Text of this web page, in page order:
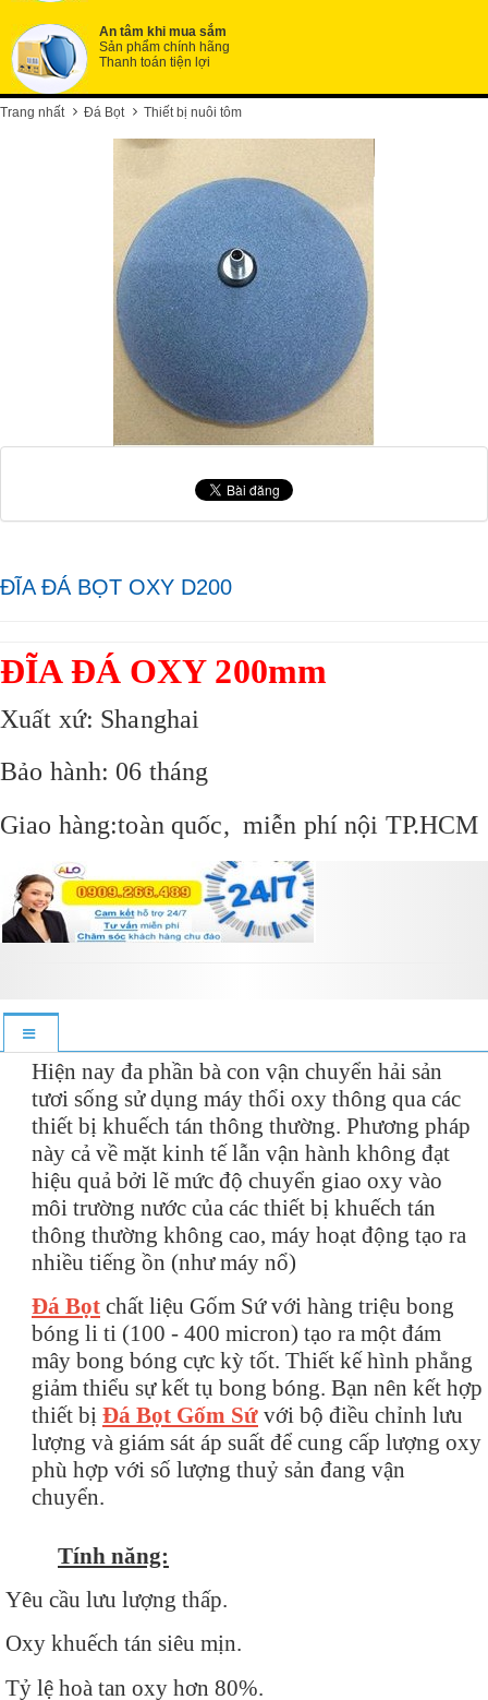
An tâm khi mua sắm
Sản phẩm chính hãng
Thanh toán tiện lợi
Trang nhất Đá Bọt Thiết bị nuôi tôm
ĐĨA ĐÁ BỌT OXY D200
ĐĨA ĐÁ OXY 200mm
Xuất xứ: Shanghai
Bảo hành: 06 tháng
Giao hàng:toàn quốc, miễn phí nội TP.HCM
Hiện nay đa phần bà con vận chuyển hải sản
tươi sống sử dụng máy thổi oxy thông qua các
thiết bị khuếch tán thông thường. Phương pháp
này cả về mặt kinh tế lẫn vận hành không đạt
hiệu quả bởi lẽ mức độ chuyển giao oxy vào
môi trường nước của các thiết bị khuếch tán
thông thường không cao, máy hoạt động tạo ra
nhiều tiếng ồn (như máy nổ)
Đá Bọt chất liệu Gốm Sứ với hàng triệu bong
bóng li ti (100 - 400 micron) tạo ra một đám
mây bong bóng cực kỳ tốt. Thiết kế hình phẳng
giảm thiểu sự kết tụ bong bóng. Bạn nên kết hợp
thiết bị Đá Bọt Gốm Sứ với bộ điều chỉnh lưu
lượng và giám sát áp suất để cung cấp lượng oxy
phù hợp với số lượng thuỷ sản đang vận
chuyển.
Tính năng:
Yêu cầu lưu lượng thấp.
Oxy khuếch tán siêu mịn.
Tỷ lệ hoà tan oxy hơn 80%.